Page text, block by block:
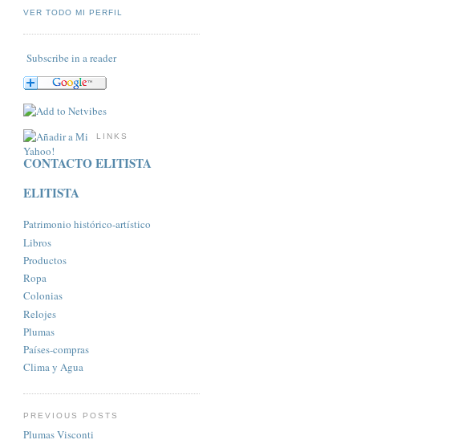
VER TODO MI PERFIL
Subscribe in a reader
LINKS
CONTACTO ELITISTA
ELITISTA
Patrimonio histórico-artí­stico
Libros
Productos
Ropa
Colonias
Relojes
Plumas
Paí­ses-compras
Clima y Agua
PREVIOUS POSTS
Plumas Visconti